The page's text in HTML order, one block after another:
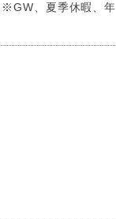
、夏季休暇、年